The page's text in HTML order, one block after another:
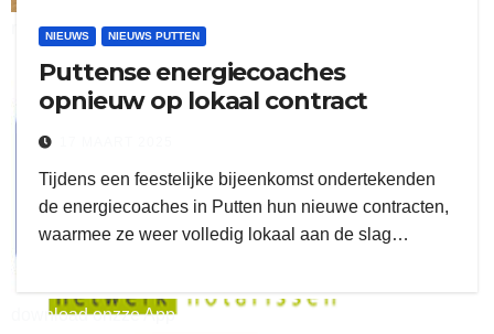
ruitengaparket
download onzze App
NIEUWS NIEUWS PUTTEN
Puttense energiecoaches
opnieuw op lokaal contract
Tijdens een feestelijke bijeenkomst ondertekenden
de energiecoaches in Putten hun nieuwe contracten,
waarmee ze weer volledig lokaal aan de slag…